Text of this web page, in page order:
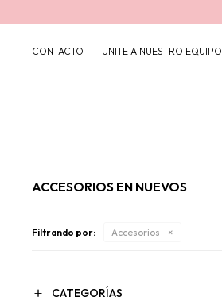
CONTACTO UNITE A NUESTRO EQUIPO
ACCESORIOS EN NUEVOS
Filtrando por: Accesorios
CATEGORÍAS